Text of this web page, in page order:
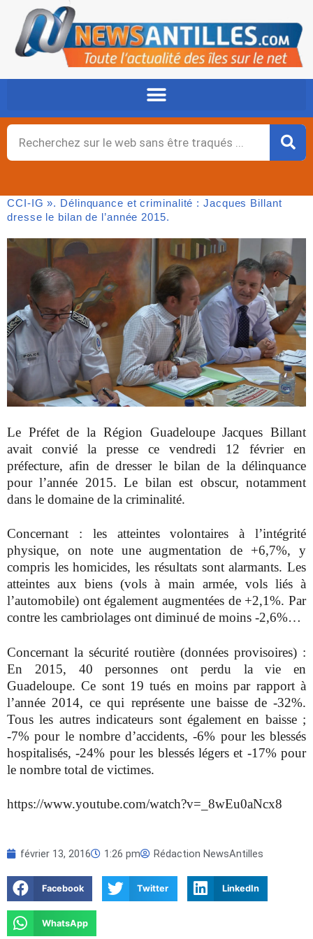
contenu
Rechercher
CCI-IG ». Délinquance et criminalité : Jacques Billant
dresse le bilan de l’année 2015.
Le Préfet de la Région Guadeloupe Jacques Billant
avait convié la presse ce vendredi 12 février en
préfecture, afin de dresser le bilan de la délinquance
pour l’année 2015. Le bilan est obscur, notamment
dans le domaine de la criminalité.
Concernant : les atteintes volontaires à l’intégrité
physique, on note une augmentation de +6,7%, y
compris les homicides, les résultats sont alarmants. Les
atteintes aux biens (vols à main armée, vols liés à
l’automobile) ont également augmentées de +2,1%. Par
contre les cambriolages ont diminué de moins -2,6%…
Concernant la sécurité routière (données provisoires) :
En 2015, 40 personnes ont perdu la vie en
Guadeloupe. Ce sont 19 tués en moins par rapport à
l’année 2014, ce qui représente une baisse de -32%.
Tous les autres indicateurs sont également en baisse ;
-7% pour le nombre d’accidents, -6% pour les blessés
hospitalisés, -24% pour les blessés légers et -17% pour
le nombre total de victimes.
https://www.youtube.com/watch?v=_8wEu0aNcx8
février 13, 2016 1:26 pm Rédaction NewsAntilles
Facebook Twitter LinkedIn
WhatsApp